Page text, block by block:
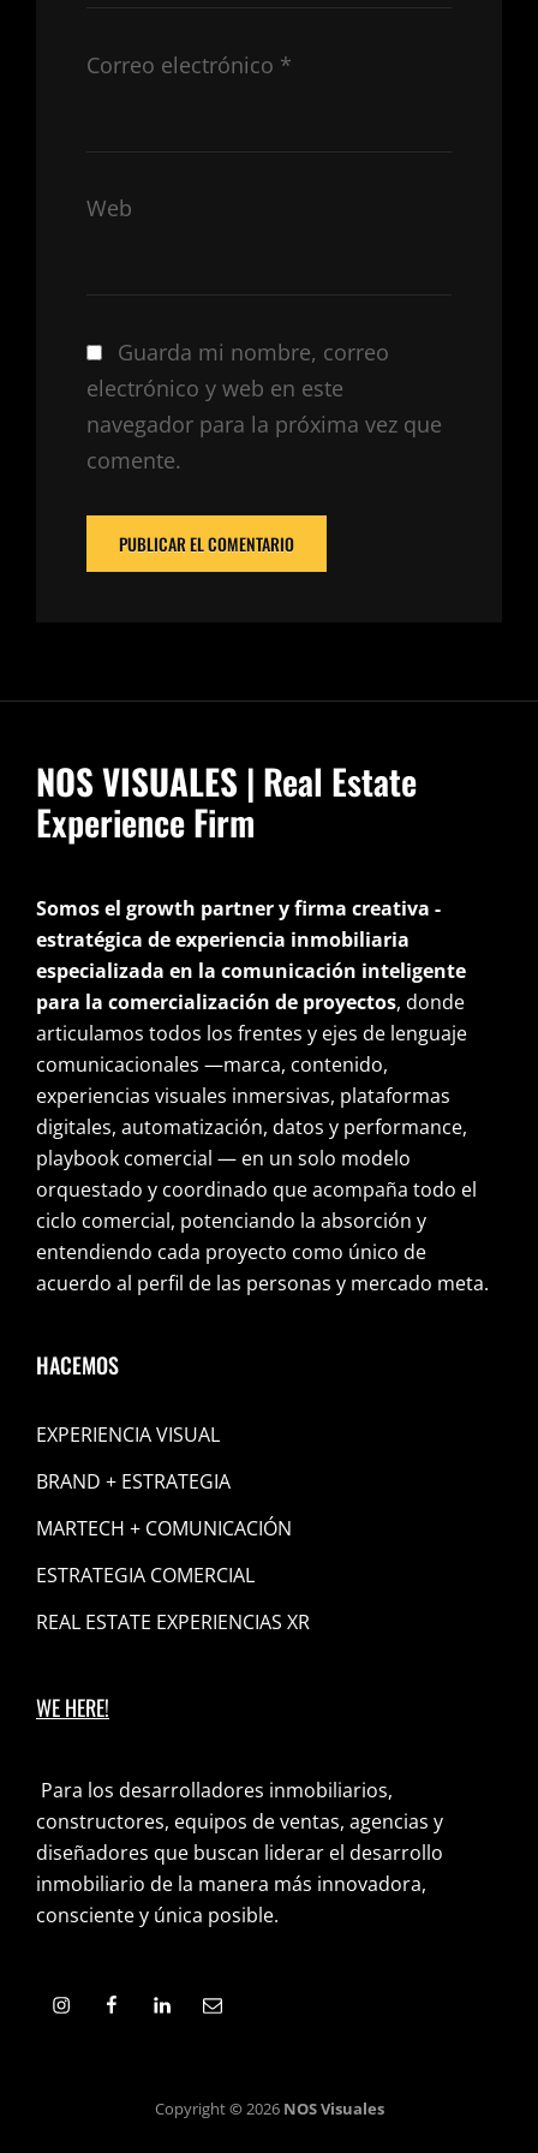
Correo electrónico *
Web
Guarda mi nombre, correo
electrónico y web en este
navegador para la próxima vez que
comente.
NOS VISUALES| Real Estate
Experience Firm
Somos el growth partner y firma creativa -
estratégica de experiencia inmobiliaria
especializada en la comunicación inteligente
para la comercialización de proyectos, donde
articulamos todos los frentes y ejes de lenguaje
comunicacionales —marca, contenido,
experiencias visuales inmersivas, plataformas
digitales, automatización, datos y performance,
playbook comercial — en un solo modelo
orquestado y coordinado que acompaña todo el
ciclo comercial, potenciando la absorción y
entendiendo cada proyecto como único de
acuerdo al perfil de las personas y mercado meta.
HACEMOS
EXPERIENCIA VISUAL
BRAND + ESTRATEGIA
MARTECH + COMUNICACIÓN
ESTRATEGIA COMERCIAL
REAL ESTATE EXPERIENCIAS XR
WE HERE!
Para los desarrolladores inmobiliarios,
constructores, equipos de ventas, agencias y
diseñadores que buscan liderar el desarrollo
inmobiliario de la manera más innovadora,
consciente y única posible.
Copyright©2026 NOS Visuales